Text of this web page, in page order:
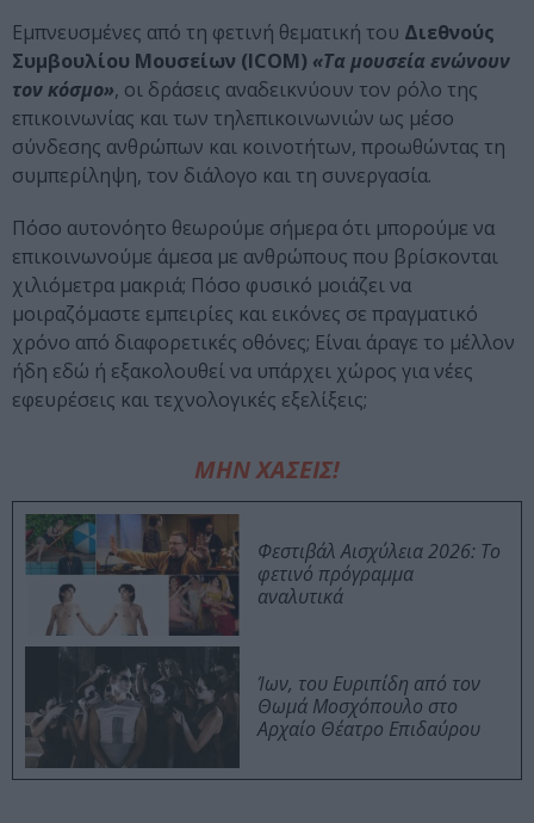
Εμπνευσμένες από τη φετινή θεματική του Διεθνούς
Συμβουλίου Μουσείων (ICOM) «Τα μουσεία ενώνουν
τον κόσμο», οι δράσεις αναδεικνύουν τον ρόλο της
επικοινωνίας και των τηλεπικοινωνιών ως μέσο
σύνδεσης ανθρώπων και κοινοτήτων, προωθώντας τη
συμπερίληψη, τον διάλογο και τη συνεργασία.
Πόσο αυτονόητο θεωρούμε σήμερα ότι μπορούμε να
επικοινωνούμε άμεσα με ανθρώπους που βρίσκονται
χιλιόμετρα μακριά; Πόσο φυσικό μοιάζει να
μοιραζόμαστε εμπειρίες και εικόνες σε πραγματικό
χρόνο από διαφορετικές οθόνες; Είναι άραγε το μέλλον
ήδη εδώ ή εξακολουθεί να υπάρχει χώρος για νέες
εφευρέσεις και τεχνολογικές εξελίξεις;
ΜΗΝ ΧΑΣΕΙΣ!
Φεστιβάλ Αισχύλεια 2026: Το
φετινό πρόγραμμα
αναλυτικά
Ίων, του Ευριπίδη από τον
Θωμά Μοσχόπουλο στο
Αρχαίο Θέατρο Επιδαύρου